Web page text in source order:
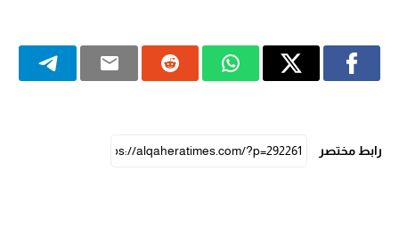
رابط مختصر